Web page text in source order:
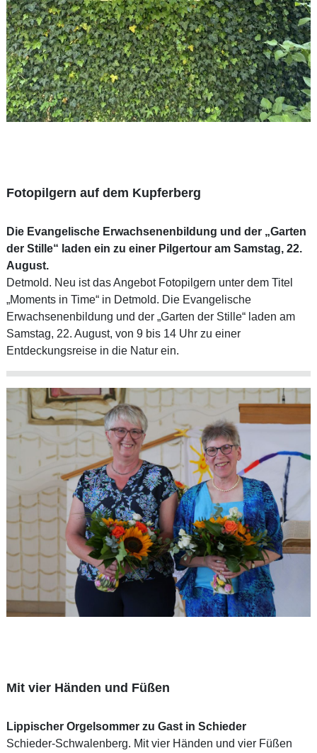
Fotopilgern auf dem Kupferberg
Die Evangelische Erwachsenenbildung und der „Garten
der Stille“ laden ein zu einer Pilgertour am Samstag, 22.
August.
Detmold. Neu ist das Angebot Fotopilgern unter dem Titel
„Moments in Time“ in Detmold. Die Evangelische
Erwachsenenbildung und der „Garten der Stille“ laden am
Samstag, 22. August, von 9 bis 14 Uhr zu einer
Entdeckungsreise in die Natur ein.
Mit vier Händen und Füßen
Lippischer Orgelsommer zu Gast in Schieder
Schieder-Schwalenberg. Mit vier Händen und vier Füßen